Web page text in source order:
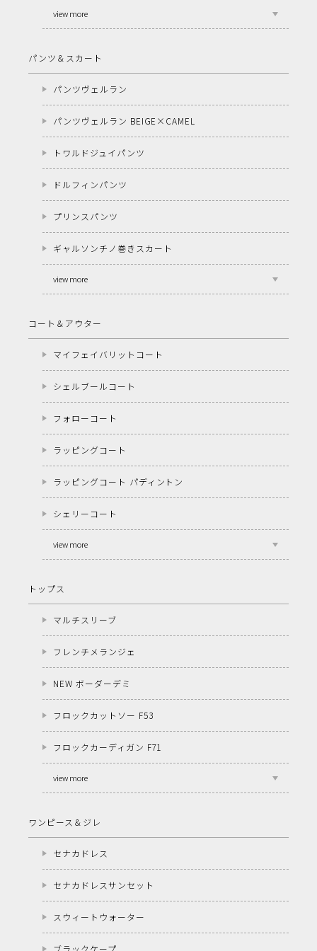
view more
パンツ＆スカート
パンツヴェルラン
パンツヴェルラン BEIGE×CAMEL
トワルドジュイパンツ
ドルフィンパンツ
プリンスパンツ
ギャルソンチノ巻きスカート
view more
コート＆アウター
マイフェイバリットコート
シェルブールコート
フォローコート
ラッピングコート
ラッピングコート パディントン
シェリーコート
view more
トップス
マルチスリーブ
フレンチメランジェ
NEW ボーダーデミ
フロックカットソー F53
フロックカーディガン F71
view more
ワンピース＆ジレ
セナカドレス
セナカドレスサンセット
スウィートウォーター